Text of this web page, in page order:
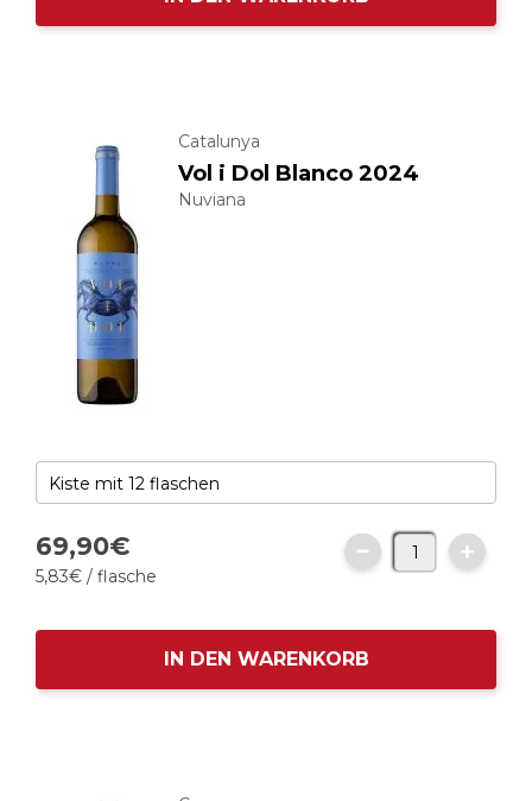
Catalunya
Vol i Dol Blanco 2024
Nuviana
69,90€
5,83€ / flasche
IN DEN WARENKORB